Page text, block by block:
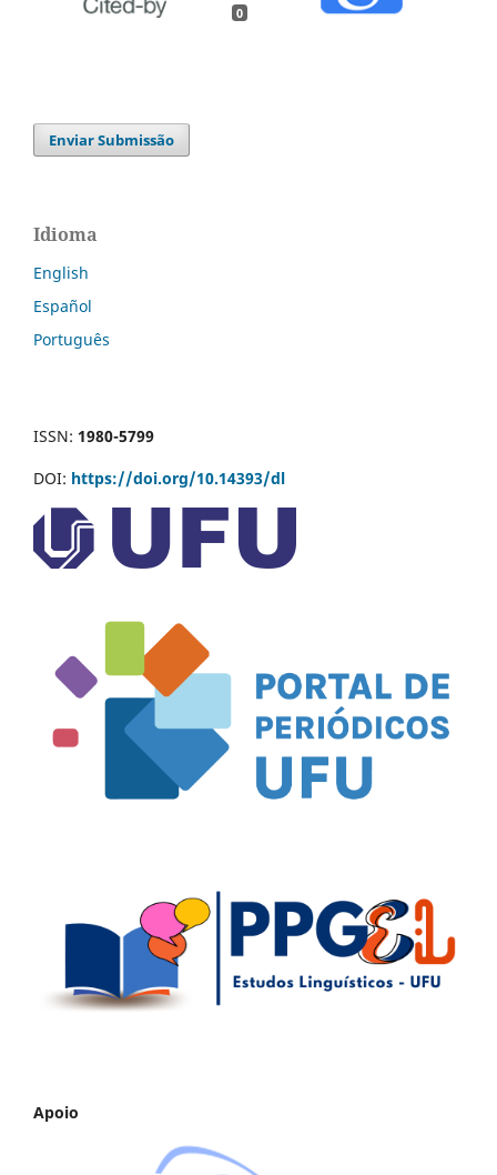
0
Enviar Submissão
Idioma
English
Español
Português
ISSN: 1980-5799
DOI: https://doi.org/10.14393/dl
Apoio